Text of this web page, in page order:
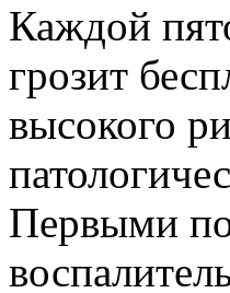
Каждой
грозит
высокого
Первыми